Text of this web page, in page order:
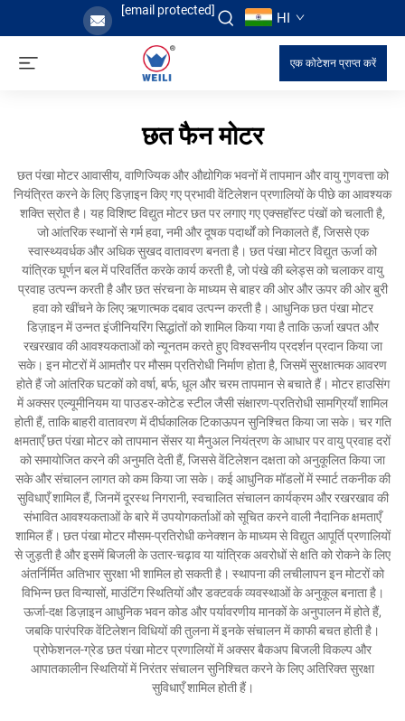
[email protected] HI
एक कोटेशन प्राप्त करें
छत फैन मोटर
छत पंखा मोटर आवासीय, वाणिज्यिक और औद्योगिक भवनों में तापमान और वायु गुणवत्ता को
नियंत्रित करने के लिए डिज़ाइन किए गए प्रभावी वेंटिलेशन प्रणालियों के पीछे का आवश्यक
शक्ति स्रोत है। यह विशिष्ट विद्युत मोटर छत पर लगाए गए एक्सहॉस्ट पंखों को चलाती है,
जो आंतरिक स्थानों से गर्म हवा, नमी और दूषक पदार्थों को निकालते हैं, जिससे एक
स्वास्थ्यवर्धक और अधिक सुखद वातावरण बनता है। छत पंखा मोटर विद्युत ऊर्जा को
यांत्रिक घूर्णन बल में परिवर्तित करके कार्य करती है, जो पंखे की ब्लेड्स को चलाकर वायु
प्रवाह उत्पन्न करती है और छत संरचना के माध्यम से बाहर की ओर और ऊपर की ओर बुरी
हवा को खींचने के लिए ऋणात्मक दबाव उत्पन्न करती है। आधुनिक छत पंखा मोटर
डिज़ाइन में उन्नत इंजीनियरिंग सिद्धांतों को शामिल किया गया है ताकि ऊर्जा खपत और
रखरखाव की आवश्यकताओं को न्यूनतम करते हुए विश्वसनीय प्रदर्शन प्रदान किया जा
सके। इन मोटरों में आमतौर पर मौसम प्रतिरोधी निर्माण होता है, जिसमें सुरक्षात्मक आवरण
होते हैं जो आंतरिक घटकों को वर्षा, बर्फ, धूल और चरम तापमान से बचाते हैं। मोटर हाउसिंग
में अक्सर एल्यूमीनियम या पाउडर-कोटेड स्टील जैसी संक्षारण-प्रतिरोधी सामग्रियाँ शामिल
होती हैं, ताकि बाहरी वातावरण में दीर्घकालिक टिकाऊपन सुनिश्चित किया जा सके। चर गति
क्षमताएँ छत पंखा मोटर को तापमान सेंसर या मैनुअल नियंत्रण के आधार पर वायु प्रवाह दरों
को समायोजित करने की अनुमति देती हैं, जिससे वेंटिलेशन दक्षता को अनुकूलित किया जा
सके और संचालन लागत को कम किया जा सके। कई आधुनिक मॉडलों में स्मार्ट तकनीक की
सुविधाएँ शामिल हैं, जिनमें दूरस्थ निगरानी, स्वचालित संचालन कार्यक्रम और रखरखाव की
संभावित आवश्यकताओं के बारे में उपयोगकर्ताओं को सूचित करने वाली नैदानिक क्षमताएँ
शामिल हैं। छत पंखा मोटर मौसम-प्रतिरोधी कनेक्शन के माध्यम से विद्युत आपूर्ति प्रणालियों
से जुड़ती है और इसमें बिजली के उतार-चढ़ाव या यांत्रिक अवरोधों से क्षति को रोकने के लिए
अंतर्निर्मित अतिभार सुरक्षा भी शामिल हो सकती है। स्थापना की लचीलापन इन मोटरों को
विभिन्न छत विन्यासों, माउंटिंग स्थितियों और डक्टवर्क व्यवस्थाओं के अनुकूल बनाता है।
ऊर्जा-दक्ष डिज़ाइन आधुनिक भवन कोड और पर्यावरणीय मानकों के अनुपालन में होते हैं,
जबकि पारंपरिक वेंटिलेशन विधियों की तुलना में इनके संचालन में काफी बचत होती है।
प्रोफेशनल-ग्रेड छत पंखा मोटर प्रणालियों में अक्सर बैकअप बिजली विकल्प और
आपातकालीन स्थितियों में निरंतर संचालन सुनिश्चित करने के लिए अतिरिक्त सुरक्षा
सुविधाएँ शामिल होती हैं।